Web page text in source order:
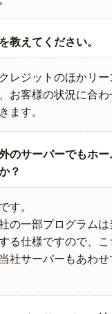
教えてください。
レジットのほかリ
お客様の状況に合わ
ます。
のサーバーでもホ
？
す。
の一部プログラム
る仕様ですので、
社サーバーもあわせ